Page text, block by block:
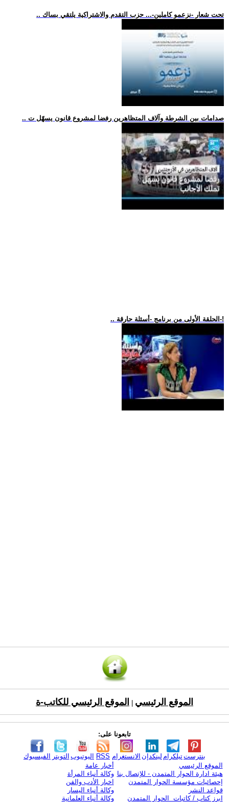
.. تحت شعار -نزعمو كاملين-... حزب التقدم والاشتراكية يلتقي بساك
.. صدامات بين الشرطة وآلاف المتظاهرين رفضا لمشروع قانون يسهّل ت
.. الحلقة الأولى من برنامج -أسئلة حارقة-!
الموقع الرئيسي الموقع الرئيسي للكاتب-ة
تابعونا على:
الفيسبوك التويتر اليوتيوب RSS الانستغرام لينكدإن تيلكرامبنترست
الموقع الرئيسي
هيئة ادارة الحوار المتمدن - للإتصال بنا
إحصائيات مؤسسة الحوار المتمدن
قواعد النشر
ابرز كتاب / كاتبات الحوار المتمدن
أخبار عامة
وكالة أنباء المرأة
اخبار الأدب والفن
وكالة أنباء اليسار
وكالة أنباء العلمانية